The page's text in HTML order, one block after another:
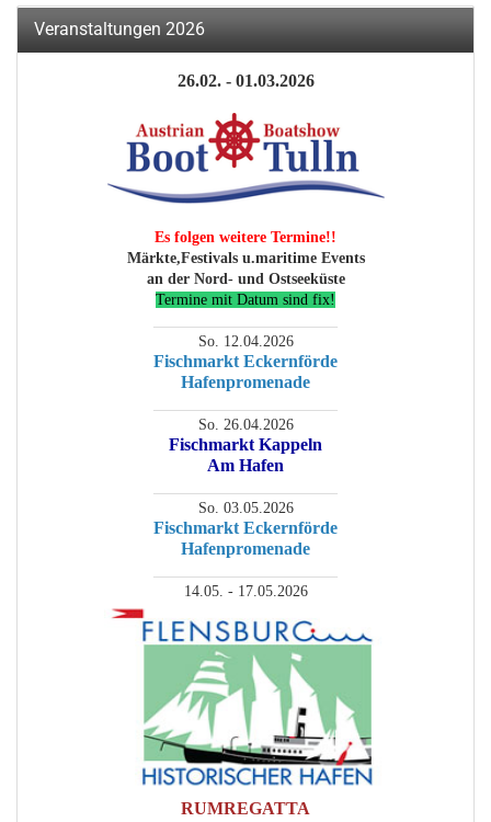
Veranstaltungen 2026
26.02. - 01.03.2026
Es folgen weitere Termine!!
Märkte,Festivals u.maritime Events
an der Nord- und Ostseeküste
Termine mit Datum sind fix!
So. 12.04.2026
Fischmarkt Eckernförde
Hafenpromenade
So. 26.04.2026
Fischmarkt Kappeln
Am Hafen
So. 03.05.2026
Fischmarkt Eckernförde
Hafenpromenade
14.05. - 17.05.2026
RUMREGATTA